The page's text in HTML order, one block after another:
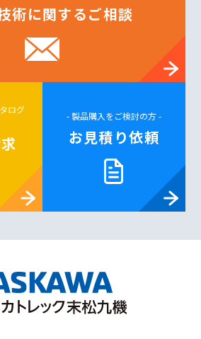
術に関するご相談
ログ
- 製品購入をご検討の方 -
お見積り依頼